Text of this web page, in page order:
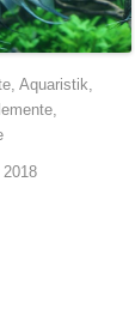
,Aquaristik,
,
2018